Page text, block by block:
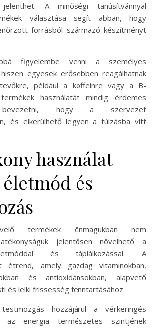
A minőségi tanúsítvánnyal
választása segít abban, hogy
forrásból származó készítményt
figyelembe venni a személyes
egyesek erősebben reagálhatnak
például a koffeinre vagy a B-
használatát mindig érdemes
bevezetni, hogy a szervezet
és elkerülhető legyen a túlzásba vitt
használat
és
termékek önmagukban nem
jelentősen növelhető a
és táplálkozással. A
étrend, amely gazdag vitaminokban,
és antioxidánsokban, alapvető
és lelki frissesség fenntartásához.
hozzájárul a vérkeringés
az energia természetes szintjének